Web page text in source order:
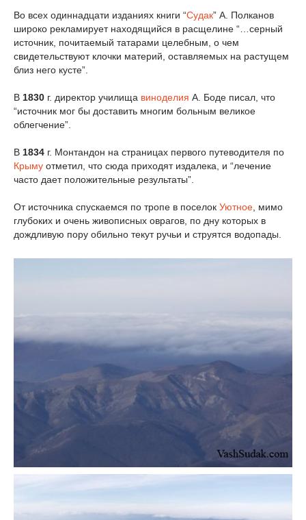
Во всех одиннадцати изданиях книги “Судак” А. Полканов
широко рекламирует находящийся в расщелине “…серный
источник, почитаемый татарами целебным, о чем
свидетельствуют клочки материй, оставляемых на растущем
близ него кусте”.
В 1830 г. директор училища виноделия А. Боде писал, что
“источник мог бы доставить многим больным великое
облегчение”.
В 1834 г. Монтандон на страницах первого путеводителя по
Крыму отметил, что сюда приходят издалека, и “лечение
часто дает положительные результаты”.
От источника спускаемся по тропе в поселок Уютное , мимо
глубоких и очень живописных оврагов, по дну которых в
дождливую пору обильно текут ручьи и струятся водопады.